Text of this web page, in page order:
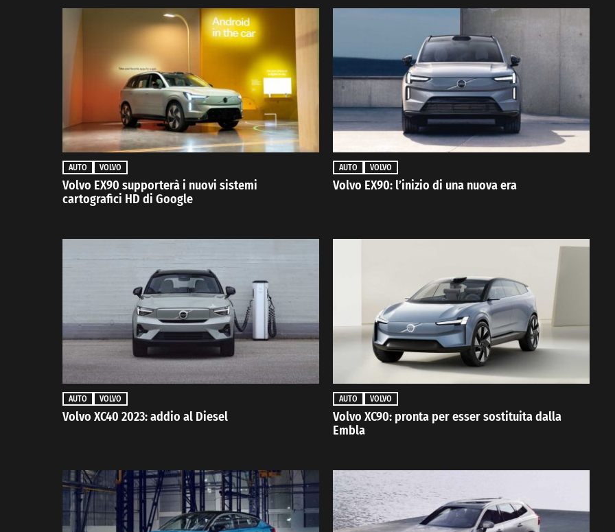
AUTO VOLVO
Volvo EX90 supporterà i nuovi sistemi
cartografici HD di Google
AUTO VOLVO
Volvo EX90: l’inizio di una nuova era
AUTO VOLVO
Volvo XC40 2023: addio al Diesel
AUTO VOLVO
Volvo XC90: pronta per esser sostituita dalla
Embla